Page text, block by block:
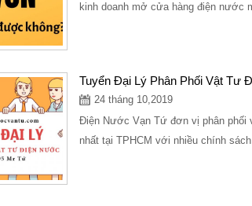
kinh doanh mở cửa hàng điện nước
Tuyển Đại Lý Phân Phối Vật Tư
24 tháng 10,2019
Điện Nước Vạn Tứ đơn vị phân
nhất tại TPHCM với nhiều chính